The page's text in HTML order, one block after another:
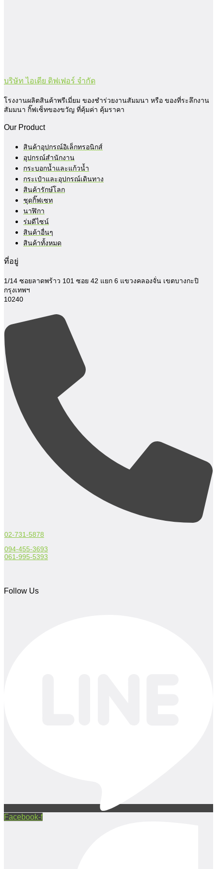
บริษัท ไอเดีย ดิฟเฟอร์ จำกัด
โรงงานผลิตสินค้าพรีเมี่ยม ของชำร่วยงานสัมมนา หรือ ของที่ระลึกงาน
สัมมนา กิ๊ฟเซ็ทของขวัญ ที่คุ้มค่า คุ้มราคา
Our Product
สินค้าอุปกรณ์อิเล็กทรอนิกส์
อุปกรณ์สำนักงาน
กระบอกน้ำและแก้วน้ำ
กระเป๋าและอุปกรณ์เดินทาง
สินค้ารักษ์โลก
ชุดกิ๊ฟเซท
นาฬิกา
ร่มดีไซน์
สินค้าอื่นๆ
สินค้าทั้งหมด
ที่อยู่
1/14 ซอยลาดพร้าว 101 ซอย 42 แยก 6 แขวงคลองจั่น เขตบางกะปิ
กรุงเทพฯ
10240
02-731-5878
094-455-3693
061-995-5393
Follow Us
Facebook-f